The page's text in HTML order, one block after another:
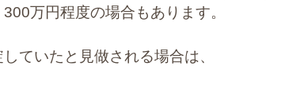
万円程度の場合もあります。
ていたと見做される場合は、